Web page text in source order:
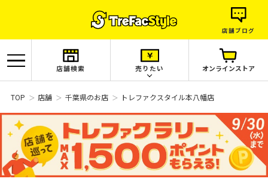
店舗ブログ
店舗検索 売りたい オンラインストア
TOP 店舗 千葉県のお店 トレファクスタイル本八幡店